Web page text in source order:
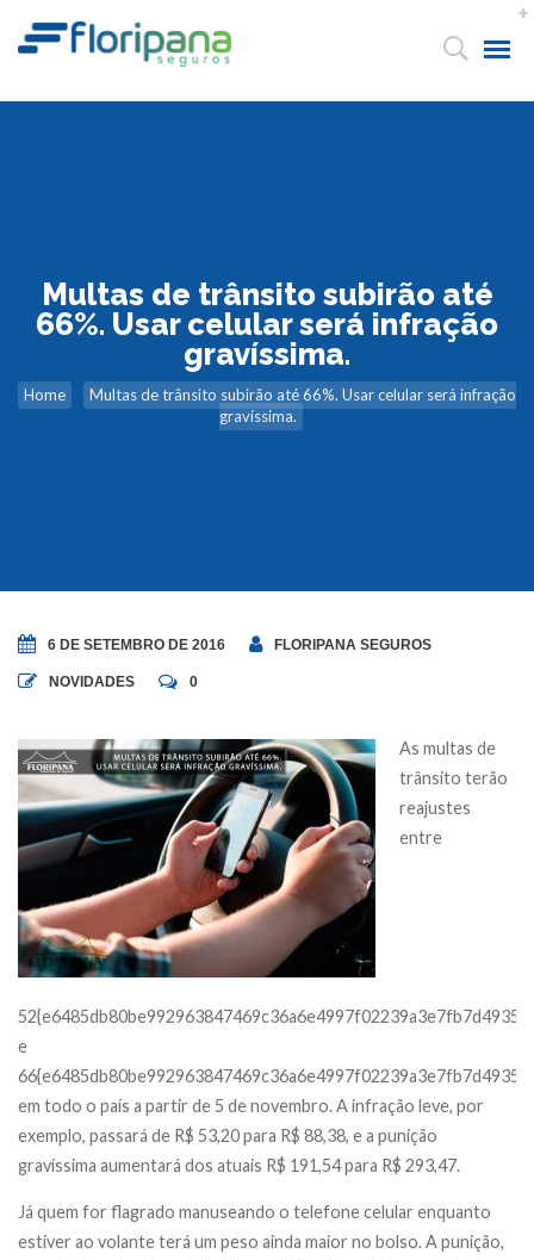
Multas de trânsito subirão até
66%. Usar celular será infração
gravíssima.
Home
Multas de trânsito subirão até 66%. Usar celular será infração
gravíssima.
6 DE SETEMBRO DE 2016 FLORIPANA SEGUROS
NOVIDADES 0
As multas de
trânsito terão
reajustes
entre
e
em todo o país a partir de 5 de novembro. A infração leve, por
exemplo, passará de R$ 53,20 para R$ 88,38, e a punição
gravíssima aumentará dos atuais R$ 191,54 para R$ 293,47.
Já quem for flagrado manuseando o telefone celular enquanto
estiver ao volante terá um peso ainda maior no bolso. A punição,